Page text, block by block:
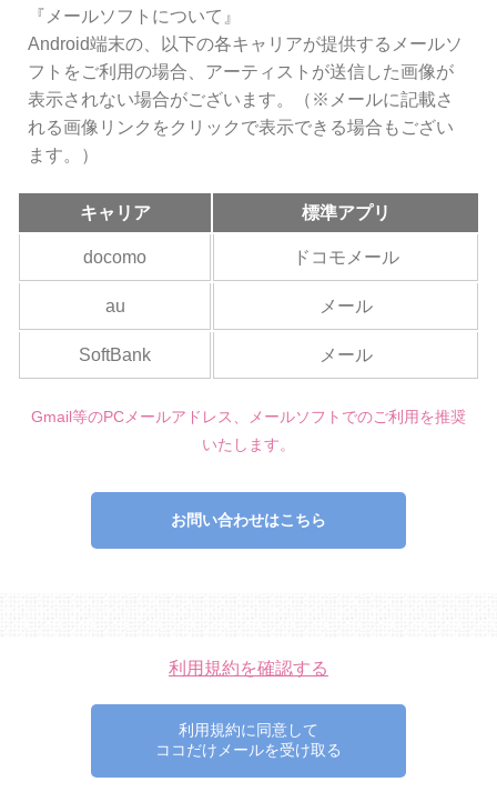
『メールソフトについて』
Android端末の、以下の各キャリアが提供するメールソ
フトをご利用の場合、アーティストが送信した画像が
表示されない場合がございます。（※メールに記載さ
れる画像リンクをクリックで表示できる場合もござい
ます。）
キャリア 標準アプリ
docomo ドコモメール
au メール
SoftBank メール
Gmail等のPCメールアドレス、メールソフトでのご利用を推奨
いたします。
お問い合わせはこちら
利用規約を確認する
利用規約に同意して
ココだけメールを受け取る